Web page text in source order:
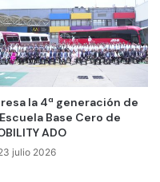
la 4ª generación de
Base Cero de
ADO
julio 2026